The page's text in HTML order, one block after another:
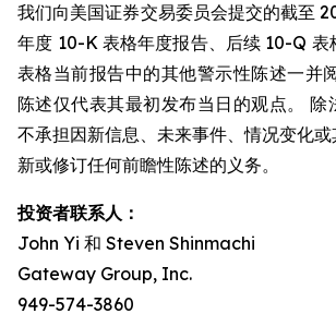
我们向美国证券交易委员会提交的截至
年度 10-K 表格年度报告、后续 10-Q
表格当前报告中的其他警示性陈述一并
陈述仅代表其最初发布当日的观点。 除
不承担因新信息、未来事件、情况变化
新或修订任何前瞻性陈述的义务。
投资者联系人：
John Yi 和 Steven Shinmachi
Gateway Group, Inc.
949-574-3860